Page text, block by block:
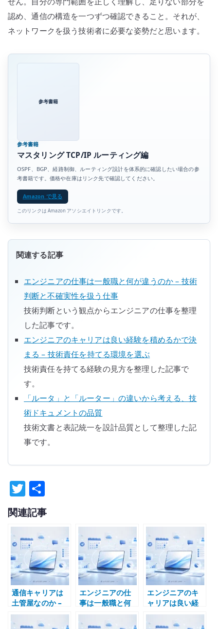
認め、通信の構造を一つずつ確認できること。それが、
ネットワークを扱う技術者に必要な姿勢だと思います。
参考書籍
参考書籍
マスタリング TCP/IP ルーティング編
OSPF、BGP、経路制御、ルーティング設計を体系的に確認したい場合の参
考書籍です。価格や在庫はリンク先で確認してください。
Amazon で見る
このリンクは Amazon アソシエイトリンクです。
関連する記事
エンジニアの仕事は一般職と何が違うのか – 技術
判断と不確実性を扱う仕事
技術判断という観点からエンジニアの仕事を整理
した記事です。
エンジニアのキャリアは良い経験を積めるかで決
まる – 技術責任を持てる環境を選ぶ
技術責任を持てる経験の見方を整理した記事で
す。
「ルータ」と「ルーター」の違いから考える、技
術ドキュメントの品質
技術文書と表記統一を設計品質として整理した記
事です。
T
w
it
te
r
有
関連記事
通信キャリアは
土管屋なのか –
ネットワーク事
業者に求められ
エンジニアの仕
事は一般職と何
が違うのか – 技
術判断と不確実
エンジニアのキ
ャリアは良い経
験を積めるかで
決まる – 技術責